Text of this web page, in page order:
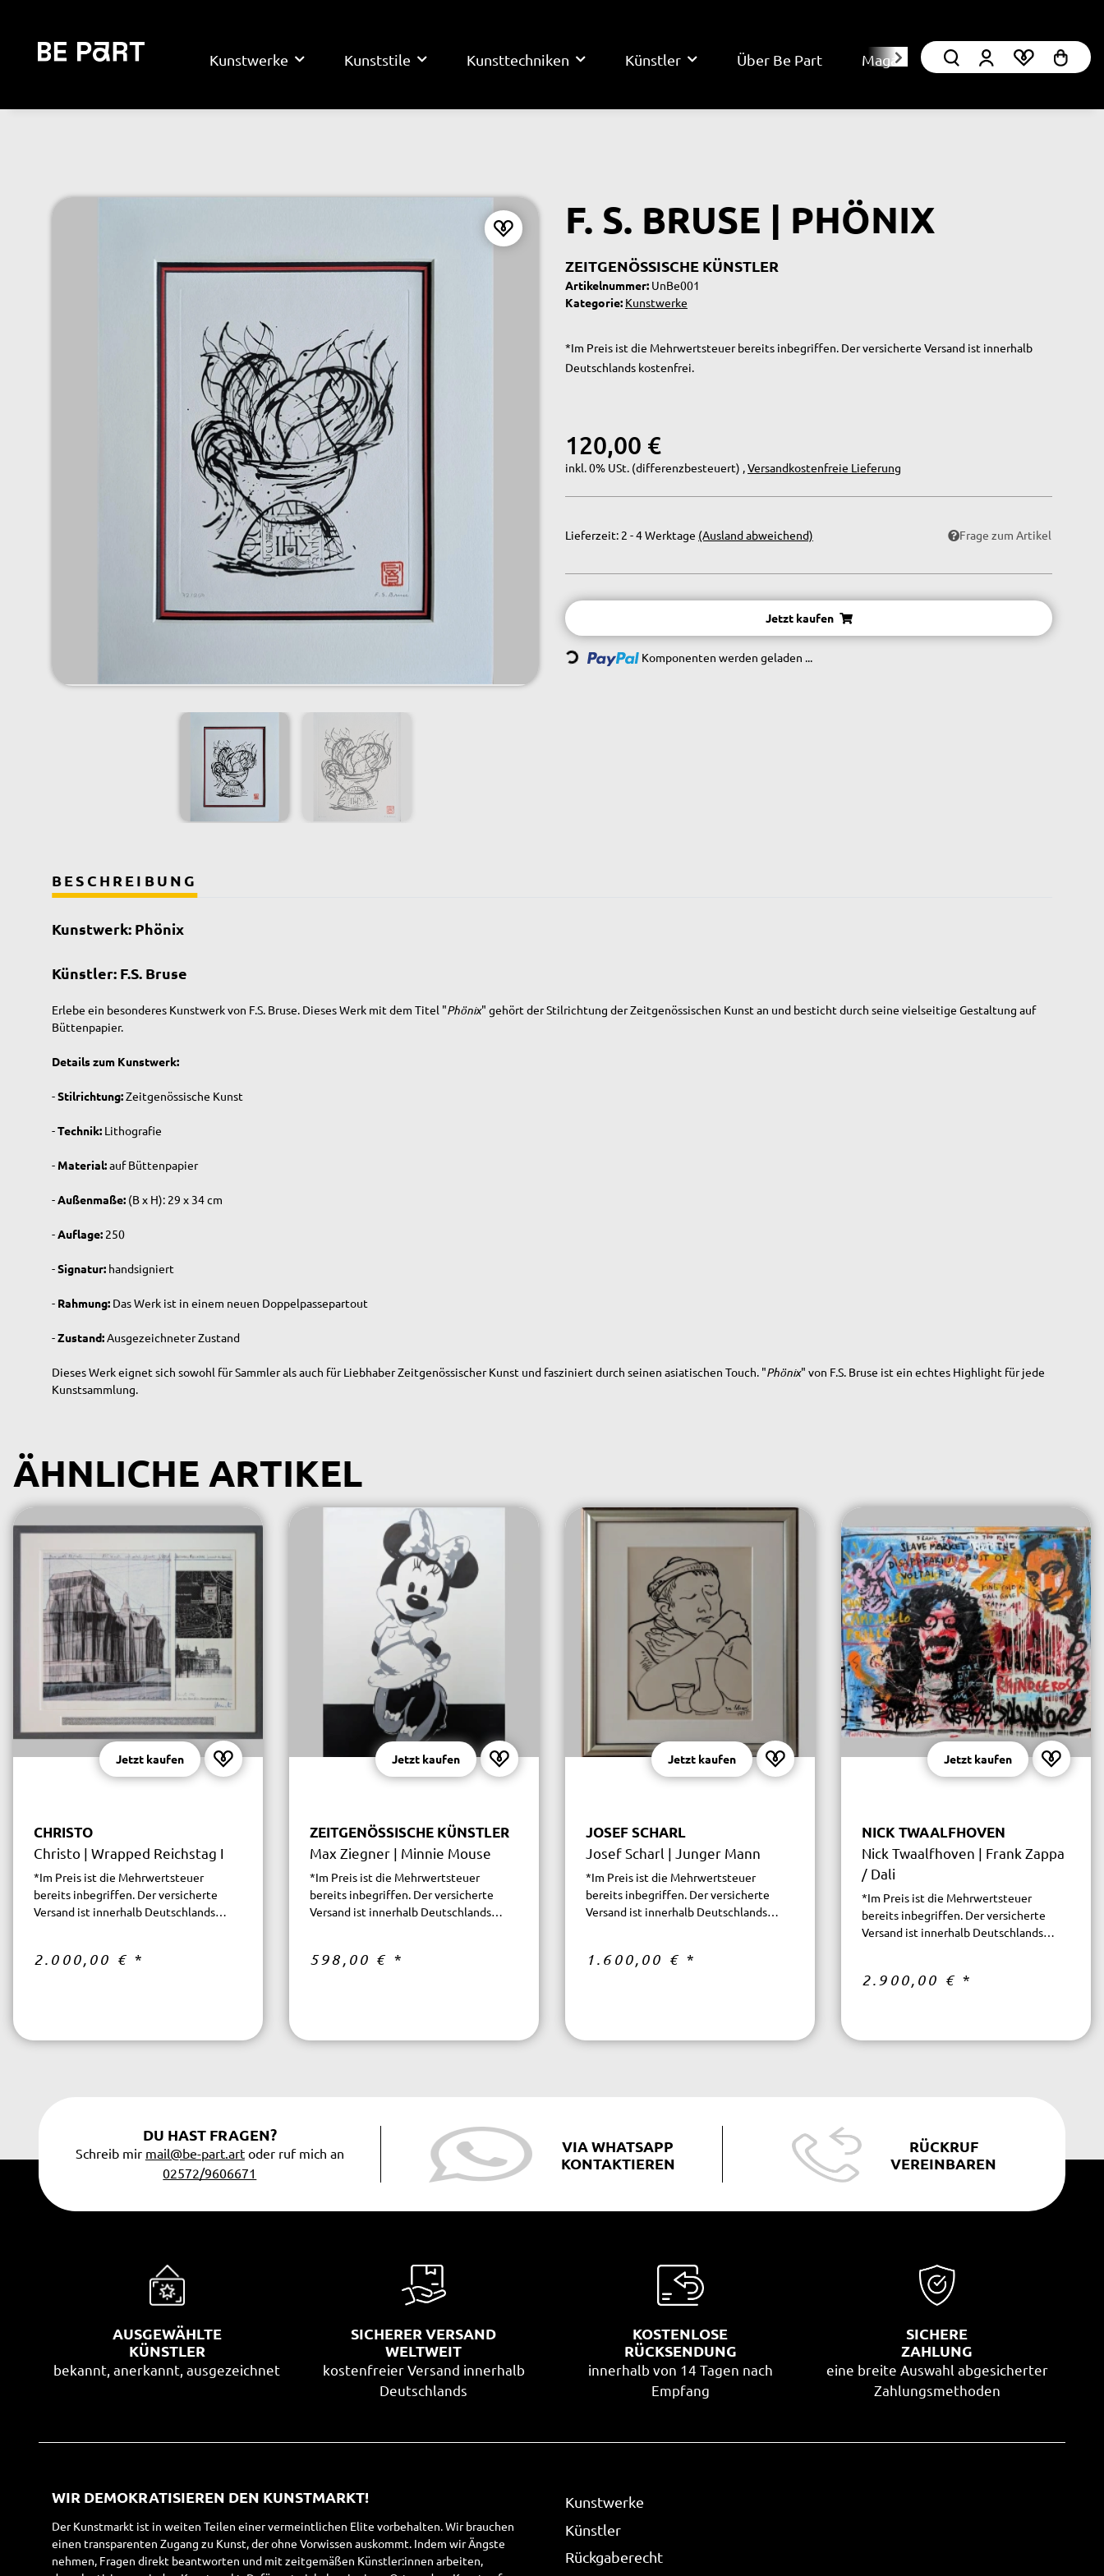
Kunstwerke Kunststile Kunsttechniken Künstler Über Be Part Magazin
F. S. BRUSE | PHÖNIX
ZEITGENÖSSISCHE KÜNSTLER
Artikelnummer: UnBe001
Kategorie: Kunstwerke
*Im Preis ist die Mehrwertsteuer bereits inbegriffen. Der versicherte Versand ist innerhalb
Deutschlands kostenfrei.
120,00 €
inkl. 0% USt. (differenzbesteuert) ,Versandkostenfreie Lieferung
Lieferzeit: 2 - 4 Werktage (Ausland abweichend) Frage zum Artikel
Jetzt kaufen
Loading... Komponenten werden geladen ...
BESCHREIBUNG
Kunstwerk: Phönix
Künstler: F.S. Bruse
Erlebe ein besonderes Kunstwerk von F.S. Bruse. Dieses Werk mit dem Titel "Phönix" gehört der Stilrichtung der Zeitgenössischen Kunst an und besticht durch seine vielseitige Gestaltung auf
Büttenpapier.
Details zum Kunstwerk:
-Stilrichtung:Zeitgenössische Kunst
-Technik: Lithografie
- Material:auf Büttenpapier
-Außenmaße: (B x H): 29 x 34 cm
-Auflage: 250
-Signatur: handsigniert
- Rahmung: Das Werk ist in einem neuen Doppelpassepartout
-Zustand:Ausgezeichneter Zustand
Dieses Werk eignet sich sowohl für Sammler als auch für Liebhaber Zeitgenössischer Kunst und fasziniert durch seinen asiatischen Touch. "Phönix" von F.S. Bruse ist ein echtes Highlight für jede
Kunstsammlung.
ÄHNLICHE ARTIKEL
Jetzt kaufen
CHRISTO
Christo | Wrapped Reichstag I
*Im Preis ist die Mehrwertsteuer
bereits inbegriffen. Der versicherte
Versand ist innerhalb Deutschlands
2.000,00 € *
Jetzt kaufen
ZEITGENÖSSISCHE KÜNSTLER
Max Ziegner | Minnie Mouse
*Im Preis ist die Mehrwertsteuer
bereits inbegriffen. Der versicherte
Versand ist innerhalb Deutschlands
598,00 € *
Jetzt kaufen
JOSEF SCHARL
Josef Scharl | Junger Mann
*Im Preis ist die Mehrwertsteuer
bereits inbegriffen. Der versicherte
Versand ist innerhalb Deutschlands
1.600,00 € *
Jetzt kaufen
NICK TWAALFHOVEN
Nick Twaalfhoven | Frank Zappa
/ Dali
*Im Preis ist die Mehrwertsteuer
bereits inbegriffen. Der versicherte
Versand ist innerhalb Deutschlands
2.900,00 € *
DU HAST FRAGEN?
Schreib mir mail@be-part.artoder ruf mich an
02572/9606671
VIA WHATSAPP
KONTAKTIEREN
RÜCKRUF
VEREINBAREN
AUSGEWÄHLTE
KÜNSTLER
bekannt, anerkannt, ausgezeichnet
SICHERER VERSAND
WELTWEIT
kostenfreier Versand innerhalb
Deutschlands
KOSTENLOSE
RÜCKSENDUNG
innerhalb von 14 Tagen nach
Empfang
SICHERE
ZAHLUNG
eine breite Auswahl abgesicherter
Zahlungsmethoden
WIR DEMOKRATISIEREN DEN KUNSTMARKT!
Der Kunstmarkt ist in weiten Teilen einer vermeintlichen Elite vorbehalten. Wir brauchen
einen transparenten Zugang zu Kunst, der ohne Vorwissen auskommt. Indem wir Ängste
nehmen, Fragen direkt beantworten und mit zeitgemäßen Künstler:innen arbeiten,
Kunstwerke
Künstler
Rückgaberecht